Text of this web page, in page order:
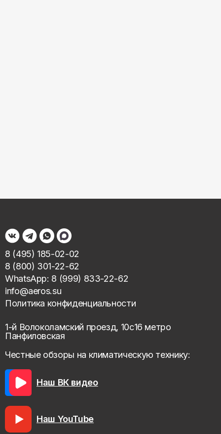
8 (495) 185-02-02
8 (800) 301-22-62
WhatsApp: 8 (999) 833-22-62
info@aeros.su
Политика конфиденциальности
1-й Волоколамский проезд, 10с16 метро
Панфиловская
Честные обзоры на климатическую технику:
Наш ВК видео
Наш YouTube